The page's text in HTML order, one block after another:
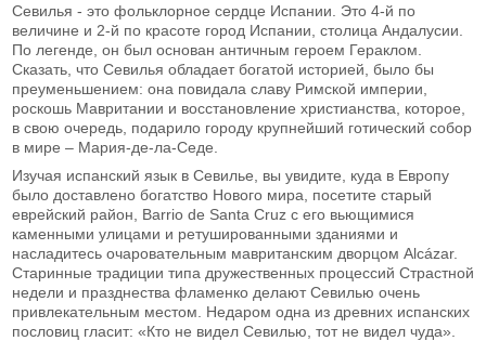
Севилья - это фольклорное сердце Испании. Это 4-й по
величине и 2-й по красоте город Испании, столица Андалусии.
По легенде, он был основан античным героем Гераклом.
Сказать, что Севилья обладает богатой историей, было бы
преуменьшением: она повидала славу Римской империи,
роскошь Мавритании и восстановление христианства, которое,
в свою очередь, подарило городу крупнейший готический собор
в мире – Мария-де-ла-Седе.
Изучая испанский язык в Севилье, вы увидите, куда в Европу
было доставлено богатство Нового мира, посетите старый
еврейский район, Barrio de Santa Cruz с его вьющимися
каменными улицами и ретушированными зданиями и
насладитесь очаровательным мавританским дворцом Alcázar.
Старинные традиции типа дружественных процессий Страстной
недели и празднества фламенко делают Севилью очень
привлекательным местом. Недаром одна из древних испанских
пословиц гласит: «Кто не видел Севилью, тот не видел чуда».